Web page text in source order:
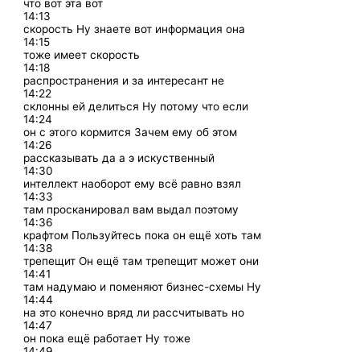
что вот эта вот
14:13
скорость Ну знаете вот информация она
14:15
тоже имеет скорость
14:18
распространения и за интересант не
14:22
склонны ей делиться Ну потому что если
14:24
он с этого кормится Зачем ему об этом
14:26
рассказывать да а э искуственный
14:30
интеллект наоборот ему всё равно взял
14:33
там просканировал вам выдал поэтому
14:36
крафтом Пользуйтесь пока он ещё хоть там
14:38
трепещит Он ещё там трепещит может они
14:41
там надумаю и поменяют бизнес-схемы Ну
14:44
на это конечно вряд ли рассчитывать но
14:47
он пока ещё работает Ну тоже